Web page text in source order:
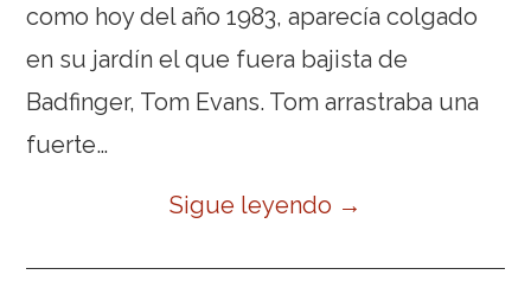
como hoy del año 1983, aparecía colgado
en su jardín el que fuera bajista de
Badfinger, Tom Evans. Tom arrastraba una
fuerte…
Sigue leyendo →